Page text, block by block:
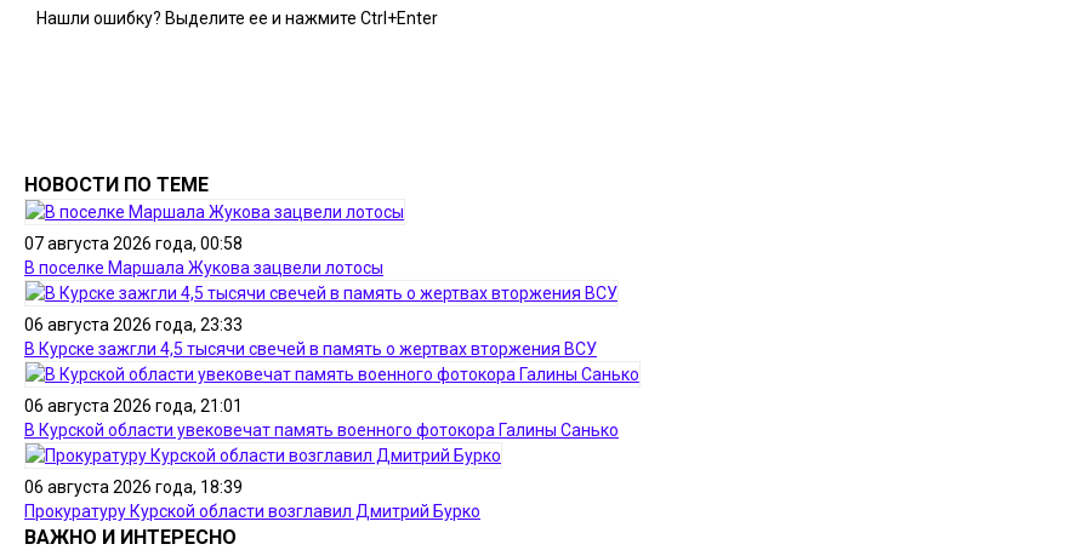
Нашли ошибку? Выделите ее и нажмите Ctrl+Enter
НОВОСТИ ПО ТЕМЕ
07 августа 2026 года, 00:58
В поселке Маршала Жукова зацвели лотосы
06 августа 2026 года, 23:33
В Курске зажгли 4,5 тысячи свечей в память о жертвах вторжения ВСУ
06 августа 2026 года, 21:01
В Курской области увековечат память военного фотокора Галины Санько
06 августа 2026 года, 18:39
Прокуратуру Курской области возглавил Дмитрий Бурко
ВАЖНО И ИНТЕРЕСНО